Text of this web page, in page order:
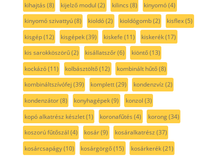
kihajtás (8) kijelző modul (2) kilincs (8) kinyomó(4)
kinyomó szivattyú(8) kioldó(2) kioldógomb(2) kisflex(5)
kisgép(12) kisgépek(39) kiskefe (11) kiskerék(17)
kis sarokköszörű(2) kisállatszőr(6) kiöntő(13)
kockázó(11) kolbásztöltő(12) kombinált hűtő(8)
kombináltszívófej (39) komplett(29) kondenzvíz (2)
kondenzátor(8) konyhagépek(9) konzol (3)
kopó alkatrész készlet(1) koronafűtés (4) korong(34)
koszorú fűtőszál (4) kosár(9) kosáralkatrész (37)
kosárcsapágy(10) kosárgörgő(15) kosárkerék(21)